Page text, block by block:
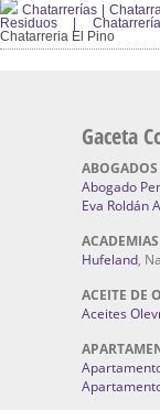
Chatarrerías |
Residuos |
Chatarreria El Pino
Gaceta
ABOGADOS
Abogado
Eva Roldán
Hufeland,
ACEITE DE
Aceites